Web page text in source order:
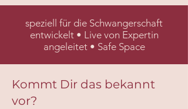
speziell für die Schwangerschaft
entwickelt • Live von Expertin
angeleitet • Safe Space
Kommt Dir das bekannt
vor?